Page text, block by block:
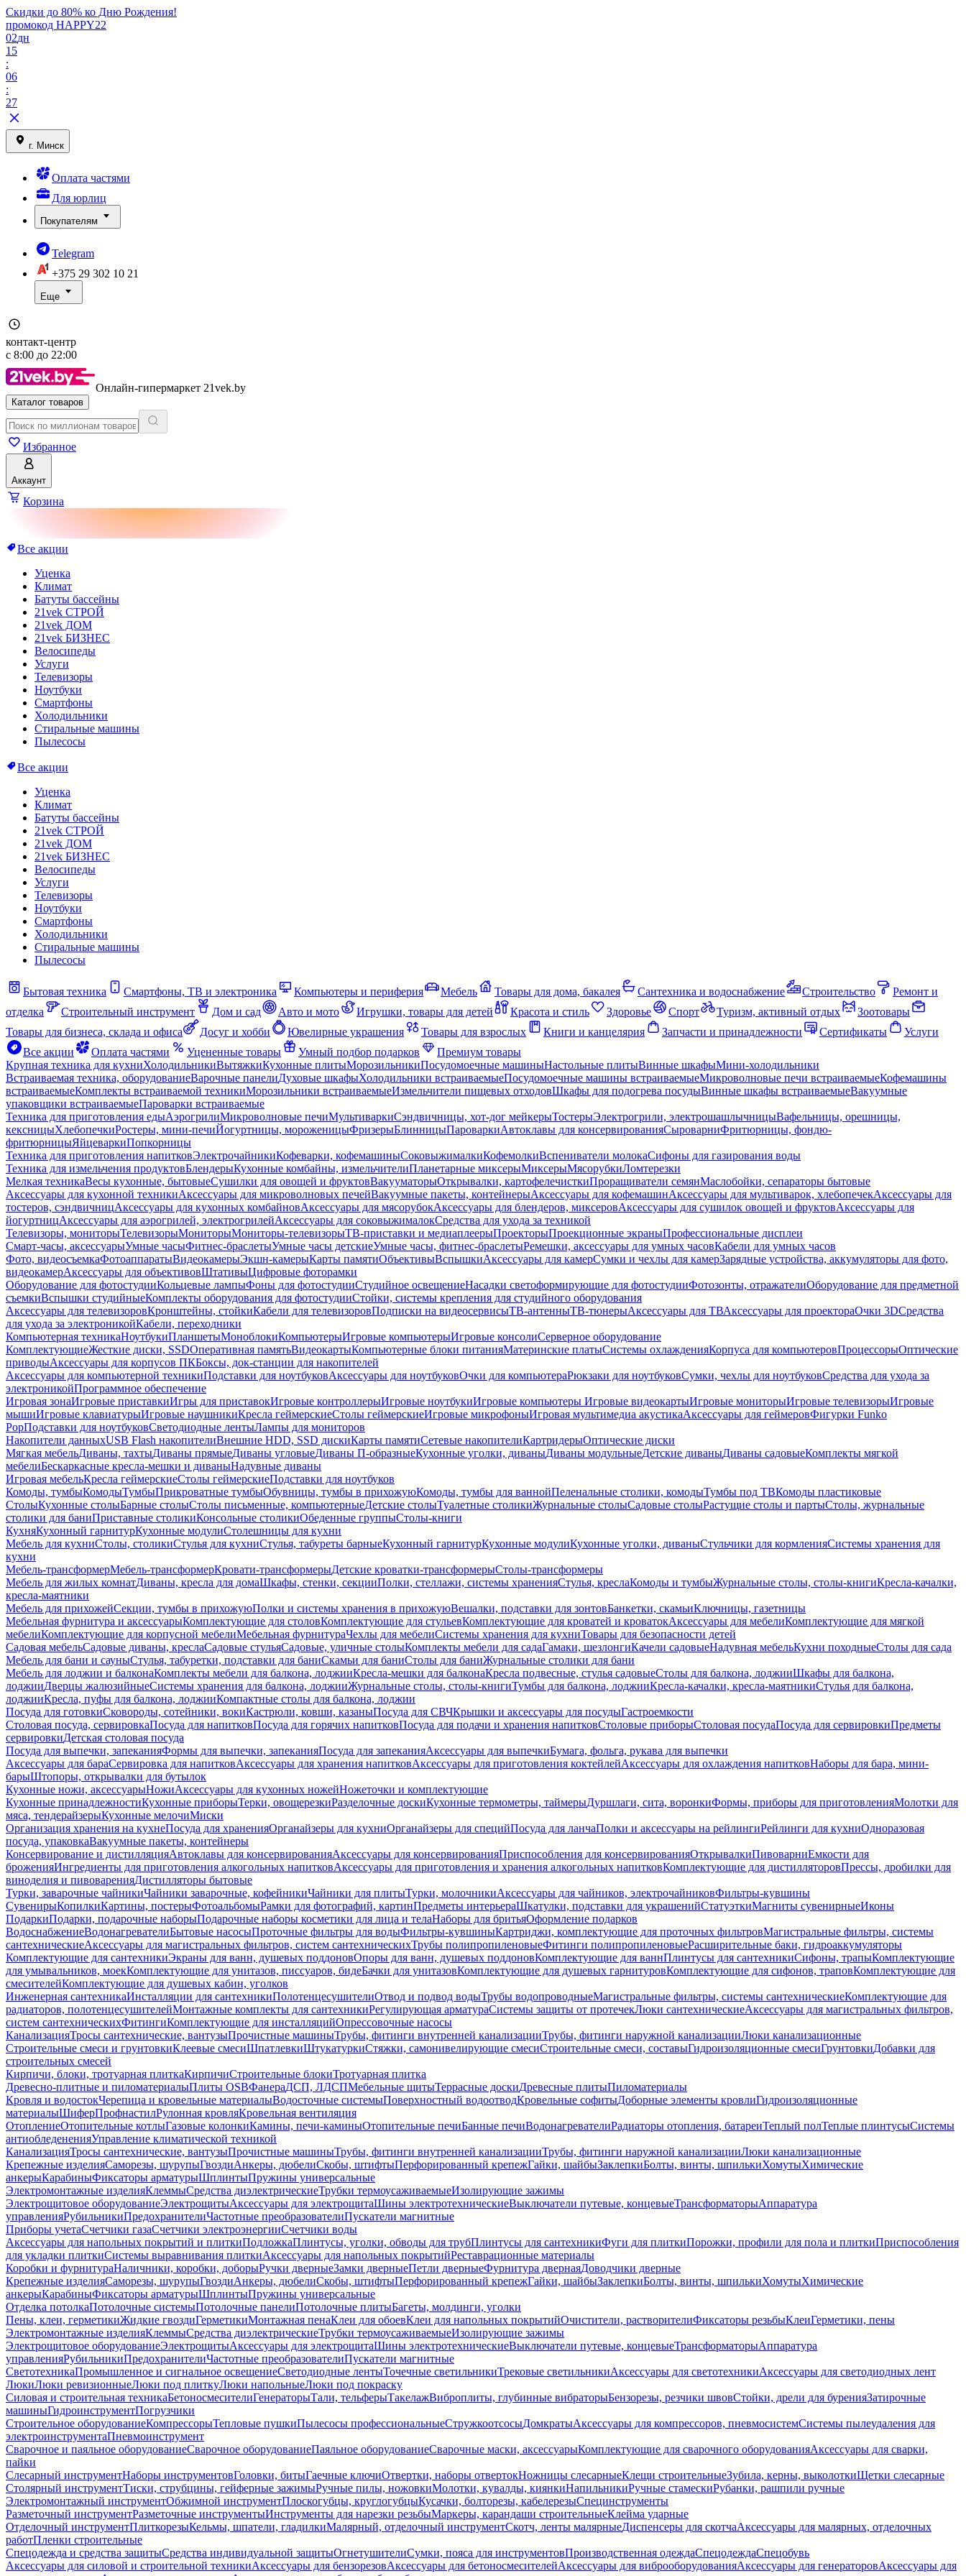
Скидки до 80% ко Дню Рождения!
промокод HAPPY22
02дн
15
:
06
:
27
г. Минск
Оплата частями
Для юрлиц
Покупателям
Telegram
+375 29 302 10 21
Еще
контакт-центр
с 8:00 до 22:00
Онлайн-гипермаркет 21vek.by
Каталог товаров
Избранное
Аккаунт
Корзина
Все акции
Уценка
Климат
Батуты бассейны
21vek СТРОЙ
21vek ДОМ
21vek БИЗНЕС
Велосипеды
Услуги
Телевизоры
Ноутбуки
Смартфоны
Холодильники
Стиральные машины
Пылесосы
Все акции
Уценка
Климат
Батуты бассейны
21vek СТРОЙ
21vek ДОМ
21vek БИЗНЕС
Велосипеды
Услуги
Телевизоры
Ноутбуки
Смартфоны
Холодильники
Стиральные машины
Пылесосы
Бытовая техника Смартфоны, ТВ и электроника Компьютеры и периферия Мебель Товары для дома, бакалея Сантехника и водоснабжение Строительство
Ремонт и
отделка
Строительный инструмент Дом и сад Авто и мото Игрушки, товары для детей Красота и стиль Здоровье Спорт Туризм, активный отдых
Зоотовары
Товары для бизнеса, склада и офиса
Досуг и хобби Ювелирные украшения Товары для взрослых Книги и канцелярия Запчасти и принадлежности Сертификаты
Услуги
Все акции
Оплата частями Уцененные товары Умный подбор подарков
Премиум товары
Крупная техника для кухниХолодильникиВытяжкиКухонные плитыМорозильникиПосудомоечные машиныНастольные плитыВинные шкафыМини-холодильники
Встраиваемая техника, оборудованиеВарочные панелиДуховые шкафыХолодильники встраиваемыеПосудомоечные машины встраиваемыеМикроволновые печи встраиваемыеКофемашины
встраиваемыеКомплекты встраиваемой техникиМорозильники встраиваемыеИзмельчители пищевых отходовШкафы для подогрева посудыВинные шкафы встраиваемыеВакуумные
упаковщики встраиваемыеПароварки встраиваемые
Техника для приготовления едыАэрогрилиМикроволновые печиМультиваркиСэндвичницы, хот-дог мейкерыТостерыЭлектрогрили, электрошашлычницыВафельницы, орешницы,
кексницыХлебопечкиРостеры, мини-печиЙогуртницы, мороженицыФризерыБлинницыПароваркиАвтоклавы для консервированияСыроварниФритюрницы, фондю-
фритюрницыЯйцеваркиПопкорницы
Техника для приготовления напитковЭлектрочайникиКофеварки, кофемашиныСоковыжималкиКофемолкиВспениватели молокаСифоны для газирования воды
Техника для измельчения продуктовБлендерыКухонные комбайны, измельчителиПланетарные миксерыМиксерыМясорубкиЛомтерезки
Мелкая техникаВесы кухонные, бытовыеСушилки для овощей и фруктовВакууматорыОткрывалки, картофелечисткиПроращиватели семянМаслобойки, сепараторы бытовые
Аксессуары для кухонной техникиАксессуары для микроволновых печейВакуумные пакеты, контейнерыАксессуары для кофемашинАксессуары для мультиварок, хлебопечекАксессуары для
тостеров, сэндвичницАксессуары для кухонных комбайновАксессуары для мясорубокАксессуары для блендеров, миксеровАксессуары для сушилок овощей и фруктовАксессуары для
йогуртницАксессуары для аэрогрилей, электрогрилейАксессуары для соковыжималокСредства для ухода за техникой
Телевизоры, мониторыТелевизорыМониторыМониторы-телевизорыТВ-приставки и медиаплеерыПроекторыПроекционные экраныПрофессиональные дисплеи
Смарт-часы, аксессуарыУмные часыФитнес-браслетыУмные часы детскиеУмные часы, фитнес-браслетыРемешки, аксессуары для умных часовКабели для умных часов
Фото, видеосъемкаФотоаппаратыВидеокамерыЭкшн-камерыКарты памятиОбъективыВспышкиАксессуары для камерСумки и чехлы для камерЗарядные устройства, аккумуляторы для фото,
видеокамерАксессуары для объективовШтативыЦифровые фоторамки
Оборудование для фотостудииКольцевые лампыФоны для фотостудииСтудийное освещениеНасадки светоформирующие для фотостудииФотозонты, отражателиОборудование для предметной
съемкиВспышки студийныеКомплекты оборудования для фотостудииСтойки, системы крепления для студийного оборудования
Аксессуары для телевизоровКронштейны, стойкиКабели для телевизоровПодписки на видеосервисыТВ-антенныТВ-тюнерыАксессуары для ТВАксессуары для проектораОчки 3DСредства
для ухода за электроникойКабели, переходники
Компьютерная техникаНоутбукиПланшетыМоноблокиКомпьютерыИгровые компьютерыИгровые консолиСерверное оборудование
КомплектующиеЖесткие диски, SSDОперативная памятьВидеокартыКомпьютерные блоки питанияМатеринские платыСистемы охлажденияКорпуса для компьютеровПроцессорыОптические
приводыАксессуары для корпусов ПКБоксы, док-станции для накопителей
Аксессуары для компьютерной техникиПодставки для ноутбуковАксессуары для ноутбуковОчки для компьютераРюкзаки для ноутбуковСумки, чехлы для ноутбуковСредства для ухода за
электроникойПрограммное обеспечение
Игровая зонаИгровые приставкиИгры для приставокИгровые контроллерыИгровые ноутбукиИгровые компьютеры Игровые видеокартыИгровые мониторыИгровые телевизорыИгровые
мышиИгровые клавиатурыИгровые наушникиКресла геймерскиеСтолы геймерскиеИгровые микрофоныИгровая мультимедиа акустикаАксессуары для геймеровФигурки Funko
PopПодставки для ноутбуковСветодиодные лентыЛампы для мониторов
Накопители данныхUSB Flash накопителиВнешние HDD, SSD дискиКарты памятиСетевые накопителиКартридерыОптические диски
Мягкая мебельДиваны, тахтыДиваны прямыеДиваны угловыеДиваны П-образныеКухонные уголки, диваныДиваны модульныеДетские диваныДиваны садовыеКомплекты мягкой
мебелиБескаркасные кресла-мешки и диваныНадувные диваны
Игровая мебельКресла геймерскиеСтолы геймерскиеПодставки для ноутбуков
Комоды, тумбыКомодыТумбыПрикроватные тумбыОбувницы, тумбы в прихожуюКомоды, тумбы для ваннойПеленальные столики, комодыТумбы под ТВКомоды пластиковые
СтолыКухонные столыБарные столыСтолы письменные, компьютерныеДетские столыТуалетные столикиЖурнальные столыСадовые столыРастущие столы и партыСтолы, журнальные
столики для баниПриставные столикиКонсольные столикиОбеденные группыСтолы-книги
КухняКухонный гарнитурКухонные модулиСтолешницы для кухни
Мебель для кухниСтолы, столикиСтулья для кухниСтулья, табуреты барныеКухонный гарнитурКухонные модулиКухонные уголки, диваныСтульчики для кормленияСистемы хранения для
кухни
Мебель-трансформерМебель-трансформерКровати-трансформерыДетские кроватки-трансформерыСтолы-трансформеры
Мебель для жилых комнатДиваны, кресла для домаШкафы, стенки, секцииПолки, стеллажи, системы храненияСтулья, креслаКомоды и тумбыЖурнальные столы, столы-книгиКресла-качалки,
кресла-маятники
Мебель для прихожейСекции, тумбы в прихожуюПолки и системы хранения в прихожуюВешалки, подставки для зонтовБанкетки, скамьиКлючницы, газетницы
Мебельная фурнитура и аксессуарыКомплектующие для столовКомплектующие для стульевКомплектующие для кроватей и кроватокАксессуары для мебелиКомплектующие для мягкой
мебелиКомплектующие для корпусной мебелиМебельная фурнитураЧехлы для мебелиСистемы хранения для кухниТовары для безопасности детей
Садовая мебельСадовые диваны, креслаСадовые стульяСадовые, уличные столыКомплекты мебели для садаГамаки, шезлонгиКачели садовыеНадувная мебельКухни походныеСтолы для сада
Мебель для бани и сауныСтулья, табуретки, подставки для баниСкамьи для баниСтолы для баниЖурнальные столики для бани
Мебель для лоджии и балконаКомплекты мебели для балкона, лоджииКресла-мешки для балконаКресла подвесные, стулья садовыеСтолы для балкона, лоджииШкафы для балкона,
лоджииДверцы жалюзийныеСистемы хранения для балкона, лоджииЖурнальные столы, столы-книгиТумбы для балкона, лоджииКресла-качалки, кресла-маятникиСтулья для балкона,
лоджииКресла, пуфы для балкона, лоджииКомпактные столы для балкона, лоджии
Посуда для готовкиСковороды, сотейники, вокиКастрюли, ковши, казаныПосуда для СВЧКрышки и аксессуары для посудыГастроемкости
Столовая посуда, сервировкаПосуда для напитковПосуда для горячих напитковПосуда для подачи и хранения напитковСтоловые приборыСтоловая посудаПосуда для сервировкиПредметы
сервировкиДетская столовая посуда
Посуда для выпечки, запеканияФормы для выпечки, запеканияПосуда для запеканияАксессуары для выпечкиБумага, фольга, рукава для выпечки
Аксессуары для бараСервировка для напитковАксессуары для хранения напитковАксессуары для приготовления коктейлейАксессуары для охлаждения напитковНаборы для бара, мини-
барыШтопоры, открывалки для бутылок
Кухонные ножи, аксессуарыНожиАксессуары для кухонных ножейНожеточки и комплектующие
Кухонные принадлежностиКухонные приборыТерки, овощерезкиРазделочные доскиКухонные термометры, таймерыДуршлаги, сита, воронкиФормы, приборы для приготовленияМолотки для
мяса, тендерайзерыКухонные мелочиМиски
Организация хранения на кухнеПосуда для храненияОрганайзеры для кухниОрганайзеры для специйПосуда для ланчаПолки и аксессуары на рейлингиРейлинги для кухниОдноразовая
посуда, упаковкаВакуумные пакеты, контейнеры
Консервирование и дистилляцияАвтоклавы для консервированияАксессуары для консервированияПриспособления для консервированияОткрывалкиПивоварниЕмкости для
броженияИнгредиенты для приготовления алкогольных напитковАксессуары для приготовления и хранения алкогольных напитковКомплектующие для дистилляторовПрессы, дробилки для
виноделия и пивоваренияДистилляторы бытовые
Турки, заварочные чайникиЧайники заварочные, кофейникиЧайники для плитыТурки, молочникиАксессуары для чайников, электрочайниковФильтры-кувшины
СувенирыКопилкиКартины, постерыФотоальбомыРамки для фотографий, картинПредметы интерьераШкатулки, подставки для украшенийСтатуэткиМагниты сувенирныеИконы
ПодаркиПодарки, подарочные наборыПодарочные наборы косметики для лица и телаНаборы для бритьяОформление подарков
ВодоснабжениеВодонагревателиБытовые насосыПроточные фильтры для водыФильтры-кувшиныКартриджи, комплектующие для проточных фильтровМагистральные фильтры, системы
сантехническиеАксессуары для магистральных фильтров, систем сантехническихТрубы полипропиленовыеФитинги полипропиленовыеРасширительные баки, гидроаккумуляторы
Комплектующие для сантехникиЭкраны для ванн, душевых поддоновОпоры для ванн, душевых поддоновКомплектующие для ваннПлинтусы для сантехникиСифоны, трапыКомплектующие
для умывальников, моекКомплектующие для унитазов, писсуаров, бидеБачки для унитазовКомплектующие для душевых гарнитуровКомплектующие для сифонов, траповКомплектующие для
смесителейКомплектующие для душевых кабин, уголков
Инженерная сантехникаИнсталляции для сантехникиПолотенцесушителиОтвод и подвод водыТрубы водопроводныеМагистральные фильтры, системы сантехническиеКомплектующие для
радиаторов, полотенцесушителейМонтажные комплекты для сантехникиРегулирующая арматураСистемы защиты от протечекЛюки сантехническиеАксессуары для магистральных фильтров,
систем сантехническихФитингиКомплектующие для инсталляцийОпрессовочные насосы
КанализацияТросы сантехнические, вантузыПрочистные машиныТрубы, фитинги внутренней канализацииТрубы, фитинги наружной канализацииЛюки канализационные
Строительные смеси и грунтовкиКлеевые смесиШпатлевкиШтукатуркиСтяжки, самонивелирующие смесиСтроительные смеси, составыГидроизоляционные смесиГрунтовкиДобавки для
строительных смесей
Кирпичи, блоки, тротуарная плиткаКирпичиСтроительные блокиТротуарная плитка
Древесно-плитные и пиломатериалыПлиты OSBФанераДСП, ЛДСПМебельные щитыТеррасные доскиДревесные плитыПиломатериалы
Кровля и водостокЧерепица и кровельные материалыВодосточные системыПоверхностный водоотводКровельные софитыДоборные элементы кровлиГидроизоляционные
материалыШиферПрофнастилРулонная кровляКровельная вентиляция
ОтоплениеОтопительные котлыГазовые колонкиКамины, печи-каминыОтопительные печиБанные печиВодонагревателиРадиаторы отопления, батареиТеплый полТеплые плинтусыСистемы
антиобледененияУправление климатической техникой
КанализацияТросы сантехнические, вантузыПрочистные машиныТрубы, фитинги внутренней канализацииТрубы, фитинги наружной канализацииЛюки канализационные
Крепежные изделияСаморезы, шурупыГвоздиАнкеры, дюбелиСкобы, штифтыПерфорированный крепежГайки, шайбыЗаклепкиБолты, винты, шпилькиХомутыХимические
анкерыКарабиныФиксаторы арматурыШплинтыПружины универсальные
Электромонтажные изделияКлеммыСредства диэлектрическиеТрубки термоусаживаемыеИзолирующие зажимы
Электрощитовое оборудованиеЭлектрощитыАксессуары для электрощитаШины электротехническиеВыключатели путевые, концевыеТрансформаторыАппаратура
управленияРубильникиПредохранителиЧастотные преобразователиПускатели магнитные
Приборы учетаСчетчики газаСчетчики электроэнергииСчетчики воды
Аксессуары для напольных покрытий и плиткиПодложкаПлинтусы, уголки, обводы для трубПлинтусы для сантехникиФуги для плиткиПорожки, профили для пола и плиткиПриспособления
для укладки плиткиСистемы выравнивания плиткиАксессуары для напольных покрытийРеставрационные материалы
Коробки и фурнитураНаличники, коробки, доборыРучки дверныеЗамки дверныеПетли дверныеФурнитура двернаяДоводчики дверные
Крепежные изделияСаморезы, шурупыГвоздиАнкеры, дюбелиСкобы, штифтыПерфорированный крепежГайки, шайбыЗаклепкиБолты, винты, шпилькиХомутыХимические
анкерыКарабиныФиксаторы арматурыШплинтыПружины универсальные
Отделка потолкаПотолочные системыПотолочные панелиПотолочные плитыБагеты, молдинги, уголки
Пены, клеи, герметикиЖидкие гвоздиГерметикиМонтажная пенаКлеи для обоевКлеи для напольных покрытийОчистители, растворителиФиксаторы резьбыКлеиГерметики, пены
Электромонтажные изделияКлеммыСредства диэлектрическиеТрубки термоусаживаемыеИзолирующие зажимы
Электрощитовое оборудованиеЭлектрощитыАксессуары для электрощитаШины электротехническиеВыключатели путевые, концевыеТрансформаторыАппаратура
управленияРубильникиПредохранителиЧастотные преобразователиПускатели магнитные
СветотехникаПромышленное и сигнальное освещениеСветодиодные лентыТочечные светильникиТрековые светильникиАксессуары для светотехникиАксессуары для светодиодных лент
ЛюкиЛюки ревизионныеЛюки под плиткуЛюки напольныеЛюки под покраску
Силовая и строительная техникаБетоносмесителиГенераторыТали, тельферыТакелажВиброплиты, глубинные вибраторыБензорезы, резчики швовСтойки, дрели для буренияЗатирочные
машиныГидроинструментПогрузчики
Строительное оборудованиеКомпрессорыТепловые пушкиПылесосы профессиональныеСтружкоотсосыДомкратыАксессуары для компрессоров, пневмосистемСистемы пылеудаления для
электроинструментаПневмоинструмент
Сварочное и паяльное оборудованиеСварочное оборудованиеПаяльное оборудованиеСварочные маски, аксессуарыКомплектующие для сварочного оборудованияАксессуары для сварки,
пайки
Слесарный инструментНаборы инструментовГоловки, битыГаечные ключиОтвертки, наборы отвертокНожницы слесарныеКлещи строительныеЗубила, керны, выколоткиЩетки слесарные
Столярный инструментТиски, струбцины, гейферные зажимыРучные пилы, ножовкиМолотки, кувалды, киянкиНапильникиРучные стамескиРубанки, рашпили ручные
Электромонтажный инструментОбжимной инструментПлоскогубцы, круглогубцыКусачки, болторезы, кабелерезыСпецинструменты
Разметочный инструментРазметочные инструментыИнструменты для нарезки резьбыМаркеры, карандаши строительныеКлейма ударные
Отделочный инструментПлиткорезыКельмы, шпатели, гладилкиМалярный, отделочный инструментСкотч, ленты малярныеДиспенсеры для скотчаАксессуары для малярных, отделочных
работПленки строительные
Спецодежда и средства защитыСредства индивидуальной защитыОгнетушителиСумки, пояса для инструментовПроизводственная одеждаСпецодеждаСпецобувь
Аксессуары для силовой и строительной техникиАксессуары для бензорезовАксессуары для бетоносмесителейАксессуары для виброоборудованияАксессуары для генераторовАксессуары для